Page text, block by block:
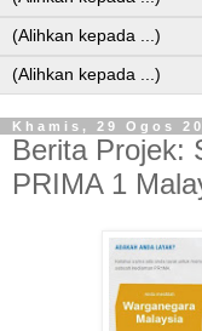
Khamis, 29 Ogos
Berita Projek:
PRIMA 1